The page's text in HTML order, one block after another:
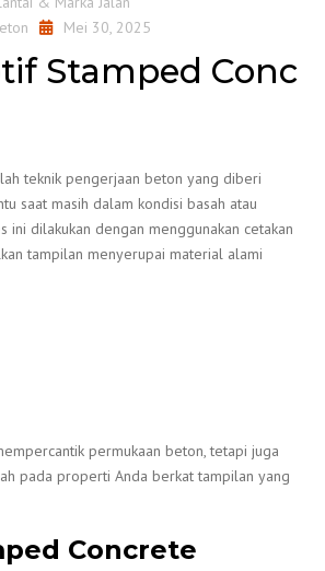
Mei 30, 2025
Stamped Conc
teknik pengerjaan beton yang diberi
saat masih dalam kondisi basah atau
ini dilakukan dengan menggunakan cetakan
tampilan menyerupai material alami
permukaan beton, tetapi juga
pada properti Anda berkat tampilan yang
Concrete